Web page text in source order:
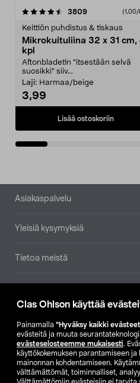
Clas Ohlson käyttää
Painamalla ”Hyväksy kaikki
evästeitä ja muuta
evästeselosteemme mukaisesti.
käyttökokemuksen parantamiseen
mainonnan kohdentamiseen.
välttämättömät, toiminnalliset,
3809arvostelut (1,00/
Keittiön puhdistus & tiskaus
Mikrokuituliina 32 x 31 cm,
kpl
Aftonbladetin "itsestään selvä
suosikki" siiv...
Laji: Harmaa/beige
3,99
Lisää ostoskoriin
4.5viidestä
Alatunniste
Asiakaspalvelu
Yleisiä kysymyksiä
Tietoa meistä
Etsi
SE